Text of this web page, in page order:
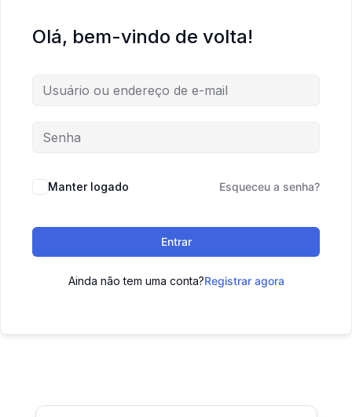
Olá, bem-vindo de volta!
Manter logado Esqueceu a senha?
Entrar
Ainda não tem uma conta?Registrar agora